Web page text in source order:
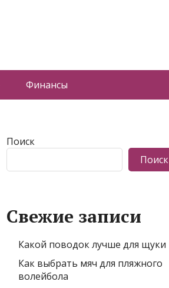
Финансы
Поиск
Поиск
Свежие записи
Какой поводок лучше для щуки
Как выбрать мяч для пляжного
волейбола